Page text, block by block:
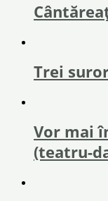
Trei
Vor mai
(teatru-